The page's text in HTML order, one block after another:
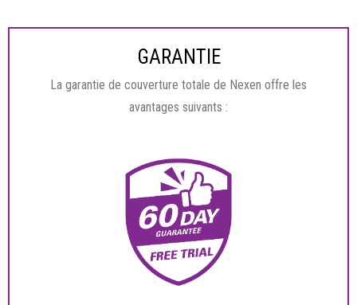
GARANTIE
La garantie de couverture totale de Nexen offre les
avantages suivants :